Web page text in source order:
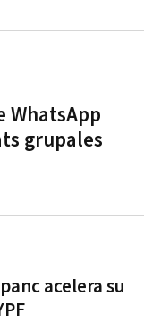
WhatsApp
grupales
acelera su